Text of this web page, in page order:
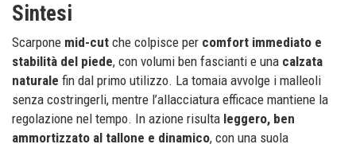
Sintesi
Scarpone mid-cut che colpisce per comfort immediato e
stabilità del piede, con volumi ben fascianti e una calzata
naturale fin dal primo utilizzo. La tomaia avvolge i malleoli
senza costringerli, mentre l’allacciatura efficace mantiene la
regolazione nel tempo. In azione risulta leggero, ben
ammortizzato al tallone e dinamico, con una suola